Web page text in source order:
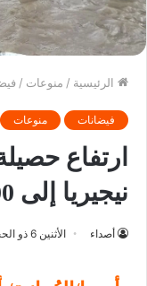
الرئيسية / منوعات /
فيضانات منوعات
ارتفاع
نيجيريا إلى 200 شخص
أصداء الأثنين 6 ذو الحجة 1446هـ 2-6-2025م